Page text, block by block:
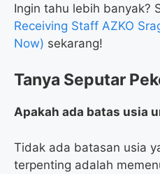
Ingin tahu lebih banyak?
Receiving Staff AZKO
Now) sekarang!
Tanya Seputar
Apakah ada batas usia
Tidak ada batasan usia
terpenting adalah